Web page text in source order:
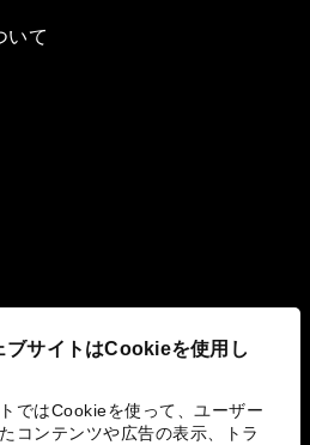
ブサイトはCookieを使用し
ではCookieを使って、ユーザー
コンテンツや広告の表示、トラ
いて
組み